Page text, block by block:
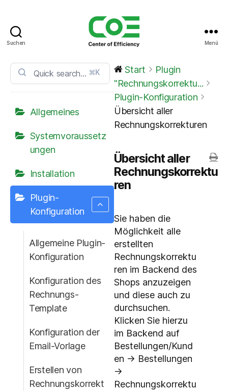
Suchen
Center
Menü
⌘K
Allgemeines
Systemvoraussetz
ungen
Installation
Plugin-
Konfiguration
Allgemeine Plugin-
Konfiguration
Konfiguration des
Rechnungs-
Template
Konfiguration der
Email-Vorlage
Erstellen von
Rechnungskorrekt
Start
Plugin
"Rechnungskorrektu...
Plugin-Konfiguration
Übersicht aller
Rechnungskorrekturen
Übersicht aller
Rechnungskorrektu
ren
Sie haben die
Möglichkeit alle
erstellten
Rechnungskorrektu
ren im Backend des
Shops anzuzeigen
und diese auch zu
durchsuchen.
Klicken Sie hierzu
im Backend auf
Bestellungen/Kund
en -> Bestellungen
->
Rechnungskorrektu